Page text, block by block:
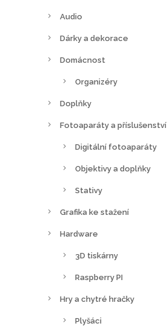
Audio
Dárky a dekorace
Domácnost
Organizéry
Doplňky
Fotoaparáty a příslušenství
Digitální fotoaparáty
Objektivy a doplňky
Stativy
Grafika ke stažení
Hardware
3D tiskárny
Raspberry PI
Hry a chytré hračky
Plyšáci